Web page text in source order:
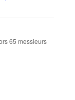
65 messieurs